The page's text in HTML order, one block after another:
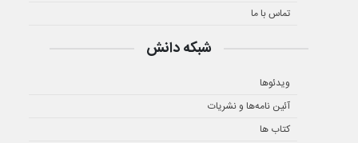
تماس با ما
شبکه دانش
ویدئوها
آئین نامه‌ها و نشریات
کتاب ها